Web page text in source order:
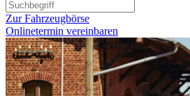
Zur Fahrzeugbörse
Onlinetermin vereinbaren